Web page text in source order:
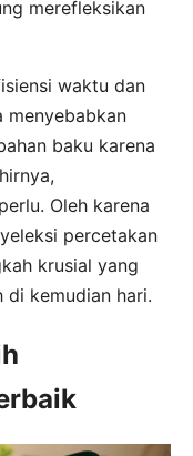
merefleksikan
waktu dan
menyebabkan
baku karena
Oleh karena
percetakan
krusial yang
di kemudian hari.